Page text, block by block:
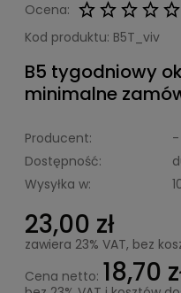
Ocena:
Kod produktu: B5T_viv
B5 tygodniowy
minimalne
Producent:
-
Dostępność:
Wysyłka w:
23,00 zł
zawiera 23% VAT, bez
Cena netto: 18,70